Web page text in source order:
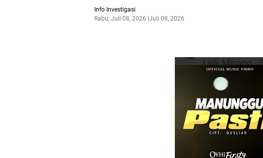
Info Investigasi
Rabu, Juli 08, 2026 Juli 08, 2026